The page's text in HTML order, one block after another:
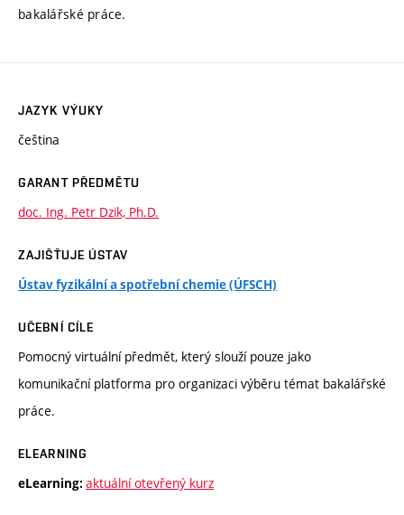
bakalářské práce.
JAZYK VÝUKY
čeština
GARANT PŘEDMĚTU
doc. Ing. Petr Dzik, Ph.D.
ZAJIŠŤUJE ÚSTAV
Ústav fyzikální a spotřební chemie (ÚFSCH)
UČEBNÍ CÍLE
Pomocný virtuální předmět, který slouží pouze jako
komunikační platforma pro organizaci výběru témat bakalářské
práce.
ELEARNING
eLearning: aktuální otevřený kurz